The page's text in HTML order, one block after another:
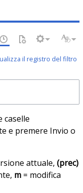
il registro del filtro
caselle
e premere Invio o
attuale, (prec)
m= modifica